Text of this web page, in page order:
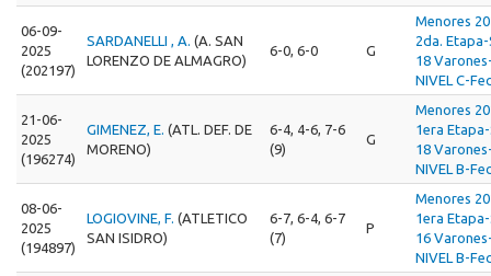
06-09-
2025
(202197)
SARDANELLI , A. (A. SAN
LORENZO DE ALMAGRO)
6-0, 6-0 G
Menores
2da.
18
NIVEL C-
21-06-
2025
(196274)
GIMENEZ, E. (ATL. DEF. DE
MORENO)
6-4, 4-6, 7-6
(9)
G
Menores
1era
18
NIVEL B-
08-06-
2025
(194897)
LOGIOVINE, F. (ATLETICO
SAN ISIDRO)
6-7, 6-4, 6-7
(7)
P
Menores
1era
16
NIVEL B-